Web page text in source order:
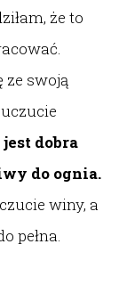
że to
ze swoją
jest dobra
do ognia.
winy, a
pełna.